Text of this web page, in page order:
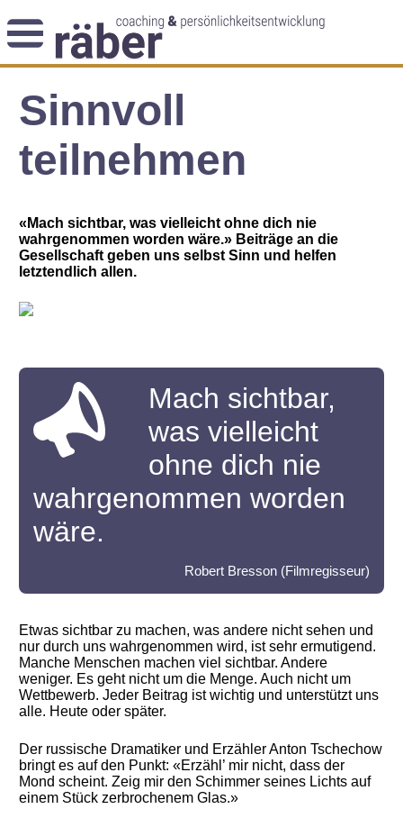
Themenblog
Angebot
Coaching-Impulse
Das Enneagramm
Arbeitsweise
Andreas Räber
Sinnvoll
teilnehmen
«Mach sichtbar, was vielleicht ohne dich nie
wahrgenommen worden wäre.» Beiträge an die
Gesellschaft geben uns selbst Sinn und helfen
letztendlich allen.
Mach sichtbar,
was vielleicht
ohne dich nie
wahrgenommen worden
wäre.
Robert Bresson (Filmregisseur)
Etwas sichtbar zu machen, was andere nicht sehen und
nur durch uns wahrgenommen wird, ist sehr ermutigend.
Manche Menschen machen viel sichtbar. Andere
weniger. Es geht nicht um die Menge. Auch nicht um
Wettbewerb. Jeder Beitrag ist wichtig und unterstützt uns
alle. Heute oder später.
Der russische Dramatiker und Erzähler Anton Tschechow
bringt es auf den Punkt: «Erzähl’ mir nicht, dass der
Mond scheint. Zeig mir den Schimmer seines Lichts auf
einem Stück zerbrochenem Glas.»